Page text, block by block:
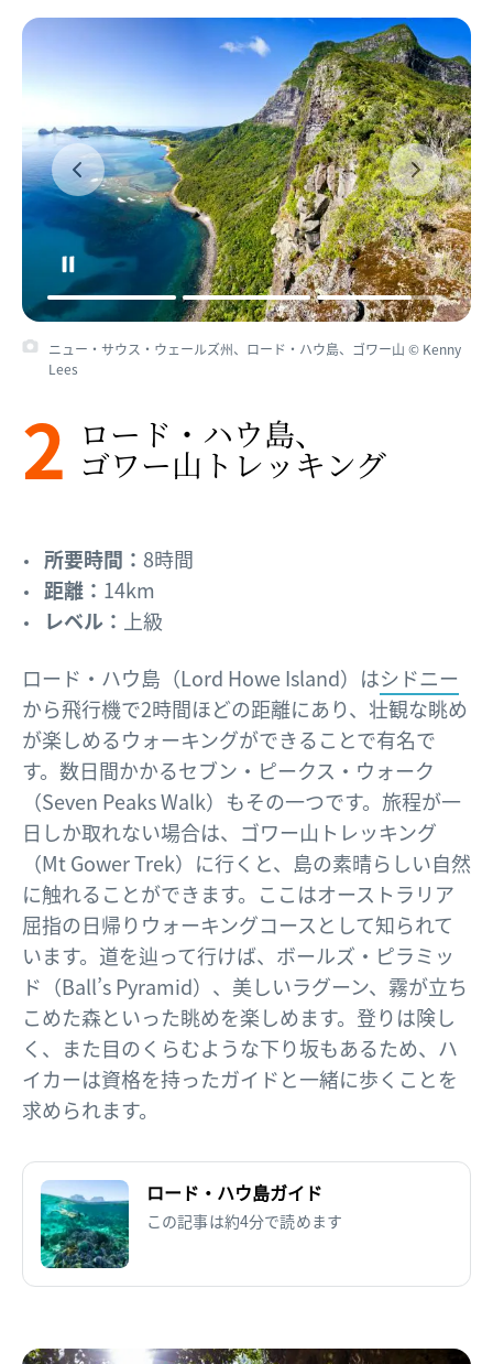
ニュー・サウス・ウェールズ州、ロード・ハウ島、ゴワー山 © Kenny
Lees
2 ロード・ハウ島、​
ゴワー山トレッキング
所要時間： 8時間
距離： 14km
レベル： 上級
ロード・ハウ島（Lord Howe Island）はシドニー
から飛行機で2時間ほどの距離にあり、壮観な眺め
が楽しめるウォーキングができることで有名で
す。数日間かかるセブン・ピークス・ウォーク
（Seven Peaks Walk）もその一つです。旅程が一
日しか取れない場合は、ゴワー山トレッキング
（Mt Gower Trek）に行くと、島の素晴らしい自然
に触れることができます。ここはオーストラリア
屈指の日帰りウォーキングコースとして知られて
います。道を辿って行けば、ボールズ・ピラミッ
ド（Ball’s Pyramid）、美しいラグーン、霧が立ち
こめた森といった眺めを楽しめます。登りは険し
く、また目のくらむような下り坂もあるため、ハ
イカーは資格を持ったガイドと一緒に歩くことを
求められます。
ロード・ハウ島ガイド
この記事は約4分で読めます